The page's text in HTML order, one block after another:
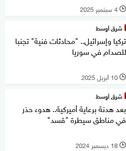
l 4 سبتمبر 2025
شرق أوسط
تركيا وإسرائيل.. "محادثات فنية" تجنبا
للصدام في سوريا
l 10 أبريل 2025
شرق أوسط
بعد هدنة برعاية أميركية.. هدوء حذر
في مناطق سيطرة "قسد"
l 18 ديسمبر 2024